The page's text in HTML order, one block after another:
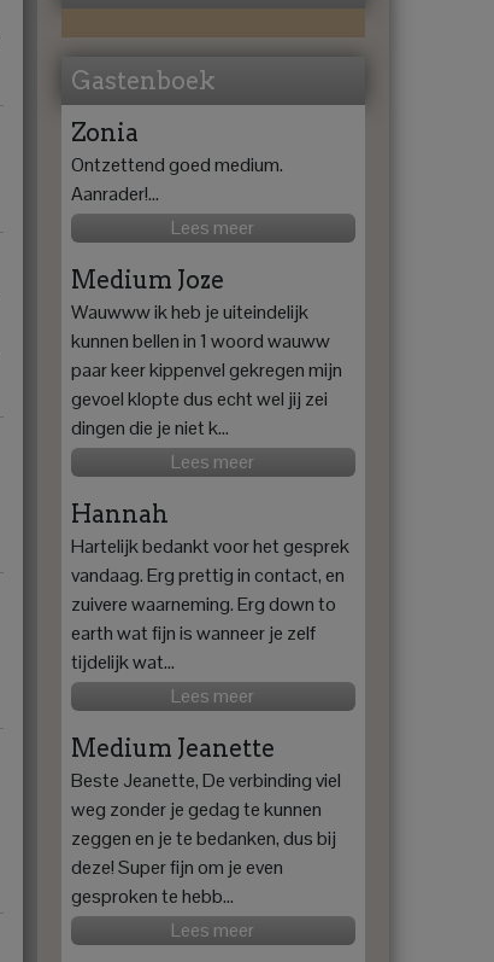
Gastenboek
Zonia
Ontzettend goed medium.
Aanrader!...
Lees meer
Medium Joze
Wauwww ik heb je uiteindelijk
kunnen bellen in 1 woord wauww
paar keer kippenvel gekregen mijn
gevoel klopte dus echt wel jij zei
dingen die je niet k...
Lees meer
Hannah
Hartelijk bedankt voor het gesprek
vandaag. Erg prettig in contact, en
zuivere waarneming. Erg down to
earth wat fijn is wanneer je zelf
tijdelijk wat...
Lees meer
Medium Jeanette
Beste Jeanette, De verbinding viel
weg zonder je gedag te kunnen
zeggen en je te bedanken, dus bij
deze! Super fijn om je even
gesproken te hebb...
Lees meer